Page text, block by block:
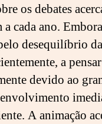
os debates
cada ano.
desequilíbrio da
a
devido ao
A animação